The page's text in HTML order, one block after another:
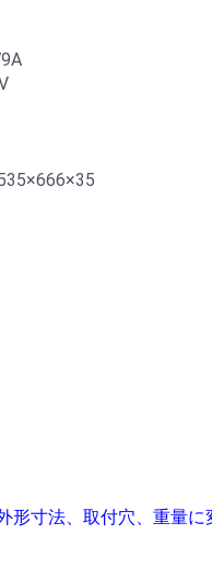
形寸法、取付穴、重量に